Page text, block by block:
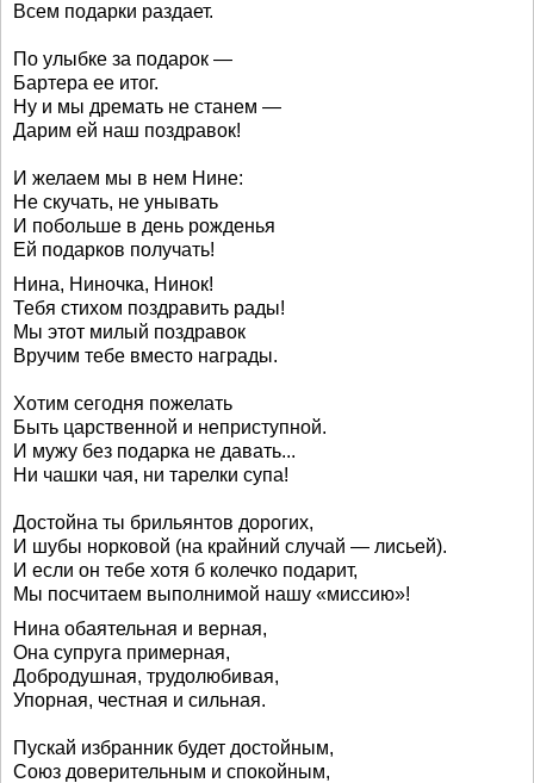
Всем подарки раздает.
По улыбке за подарок —
Бартера ее итог.
Ну и мы дремать не станем —
Дарим ей наш поздравок!
И желаем мы в нем Нине:
Не скучать, не унывать
И побольше в день рожденья
Ей подарков получать!
Нина, Ниночка, Нинок!
Тебя стихом поздравить рады!
Мы этот милый поздравок
Вручим тебе вместо награды.
Хотим сегодня пожелать
Быть царственной и неприступной.
И мужу без подарка не давать...
Ни чашки чая, ни тарелки супа!
Достойна ты брильянтов дорогих,
И шубы норковой (на крайний случай — лисьей).
И если он тебе хотя б колечко подарит,
Мы посчитаем выполнимой нашу «миссию»!
Нина обаятельная и верная,
Она супруга примерная,
Добродушная, трудолюбивая,
Упорная, честная и сильная.
Пускай избранник будет достойным,
Союз доверительным и спокойным,